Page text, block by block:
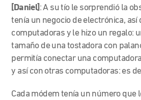
[Daniel] :A su tío le sorprendió la
tenía un negocio de electrónica, así
computadoras y le hizo un regalo:
tamaño de una tostadora con
permitía conectar una
y así con otras computadoras: es
Cada módem tenía un número que